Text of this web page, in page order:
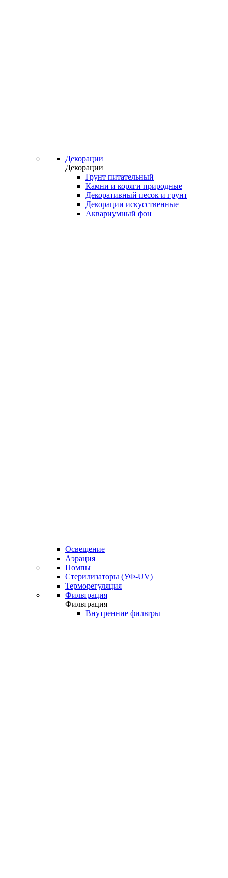
Декорации
Декорации
Грунт питательный
Камни и коряги природные
Декоративный песок и грунт
Декорации искусственные
Аквариумный фон
Освещение
Аэрация
Помпы
Стерилизаторы (УФ-UV)
Терморегуляция
Фильтрация
Фильтрация
Внутренние фильтры